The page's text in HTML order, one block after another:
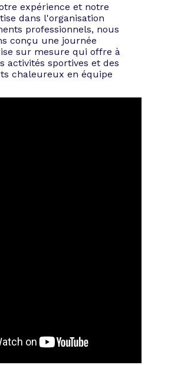
expérience et notre
dans l'organisation
professionnels, nous
conçu une journée
sur mesure qui offre à
activités sportives et des
chaleureux en équipe